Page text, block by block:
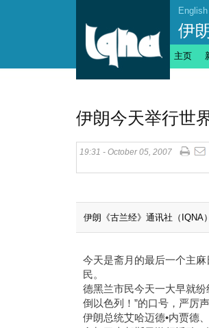
English
伊
主页
伊朗今天举行世
19:31 - October 05, 2007
伊朗《古兰经》通讯社（IQNA
今天是斋月的最后一个主
民。
德黑兰市民今天一大早就
倒以色列！”的口号，严厉
伊朗总统艾哈迈德•内贾德